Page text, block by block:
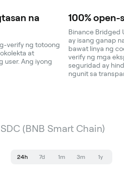
na
verify ng totoong
at
user. Ang iyong
100%
Binance Bridged
ay isang ganap
bawat linya ng
verify ng mga
seguridad ay
ngunit sa
(BNB Smart Chain)
24h 7d 1m 3m 1y